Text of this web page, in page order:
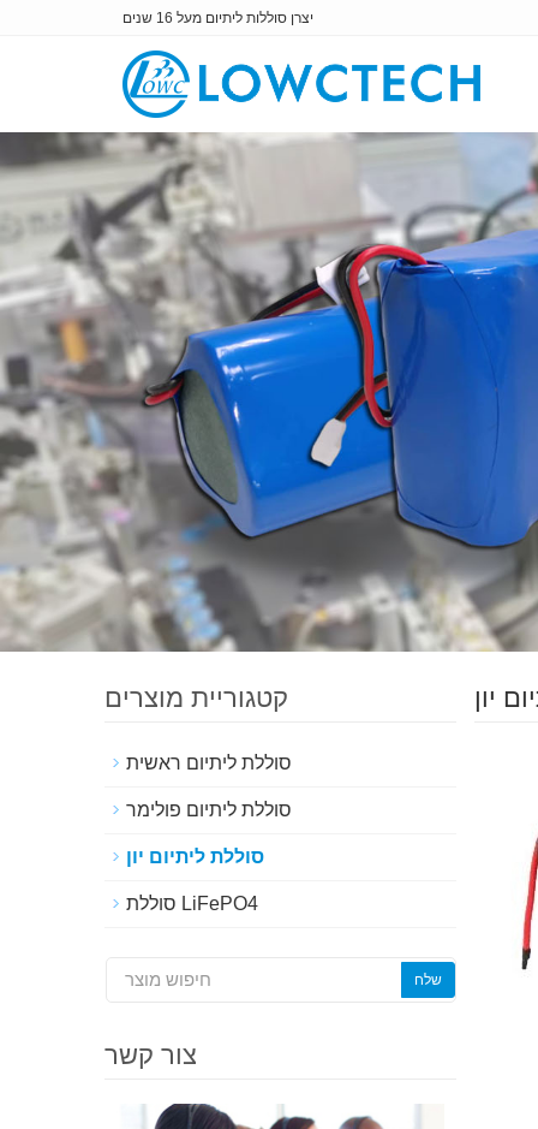
יצרן סוללות ליתיום מעל 16 שנים
יון קטגוריית מוצרים
סוללת ליתיום ראשית
סוללת ליתיום פולימר
סוללת ליתיום יון
סוללת LiFePO4
צור קשר